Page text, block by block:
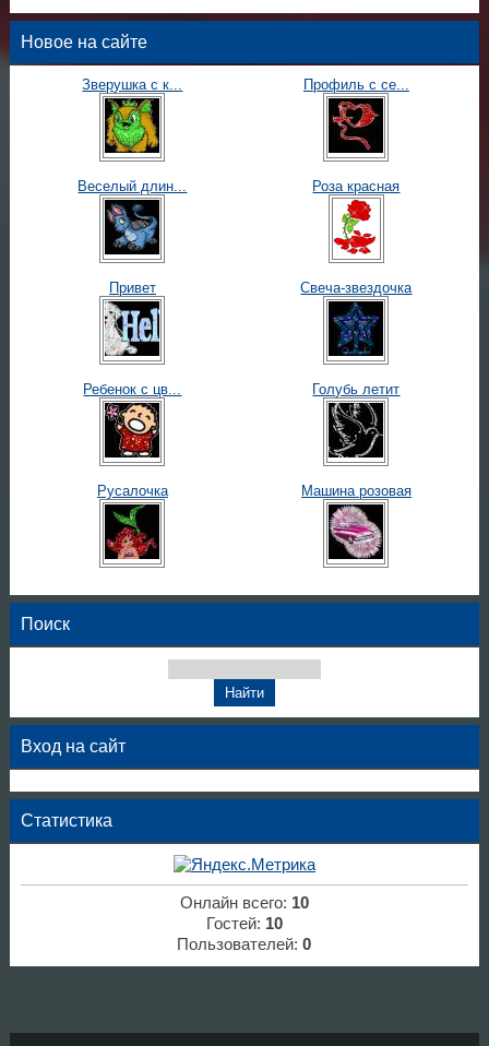
Новое на сайте
Зверушка с к... Профиль с се...
Веселый длин... Роза красная
Привет Свеча-звездочка
Ребенок с цв... Голубь летит
Русалочка Машина розовая
Поиск
Вход на сайт
Статистика
Онлайн всего: 10
Гостей: 10
Пользователей:0